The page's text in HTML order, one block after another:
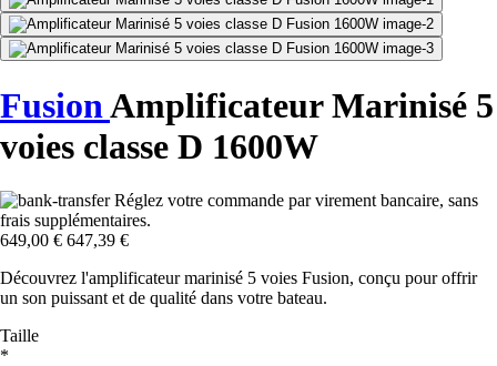
FusionAmplificateur Marinisé 5
voies classe D 1600W
Réglez votre commande par virement bancaire, sans
frais supplémentaires.
649,00 € 647,39 €
Découvrez l'amplificateur marinisé 5 voies Fusion, conçu pour offrir
un son puissant et de qualité dans votre bateau.
Taille
*